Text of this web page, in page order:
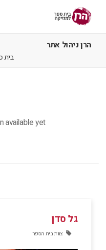
הרן ניהול אתר
בית
available yet.
גל סדן
צוות בית הספר